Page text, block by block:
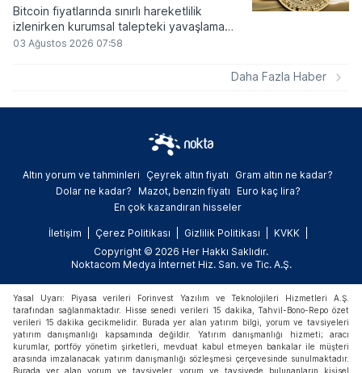
Bitcoin fiyatlarında sınırlı hareketlilik
izlenirken kurumsal talepteki yavaşlama
piyasa dinamiklerini etkiliyor. ABD Merkez
03 Ağustos 2026 07:58
Daha Fazla Haber
Altın yorum ve tahminleri Çeyrek altın fiyatı
Gram altın ne kadar?
Dolar ne kadar?
Mazot, benzin fiyatı
Euro kaç lira?
En çok kazandıran hisseler
İletişim Çerez Politikası Gizlilik Politikası
KVKK
Copyright © 2026 Her Hakkı Saklıdır.
Noktacom Medya İnternet Hiz. San. ve Tic. A.Ş.
Yasal Uyarı: Piyasa verileri Forinvest Yazılım ve Teknolojileri Hizmetleri A.Ş.
tarafından sağlanmaktadır. Hisse senedi verileri 15 dakika, Tahvil-Bono-Repo özet
verileri 15 dakika gecikmelidir. Burada yer alan yatırım bilgi, yorum ve tavsiyeleri
yatırım danışmanlığı kapsamında değildir. Yatırım danışmanlığı hizmeti; aracı
kurumlar, portföy yönetim şirketleri, mevduat kabul etmeyen bankalar ile müşteri
arasında imzalanacak yatırım danışmanlığı sözleşmesi çerçevesinde sunulmaktadır.
Burada yer alan yorum ve tavsiyeler, yorum ve tavsiyede bulunanların kişisel